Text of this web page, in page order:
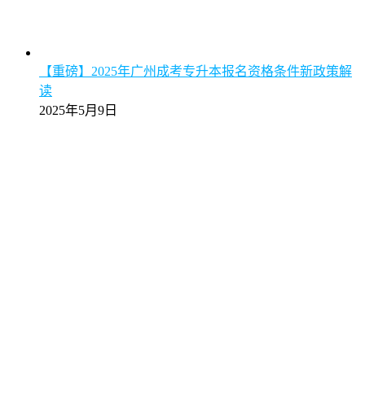
【重磅】2025年广州成考专升本报名资格条件新政策解
读
2025年5月9日